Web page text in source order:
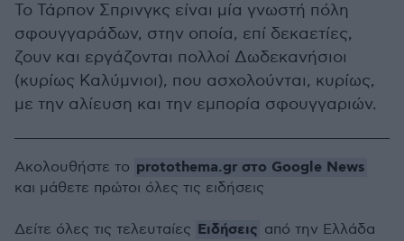
Το Τάρπον Σπρινγκς είναι μία γνωστή πόλη
σφουγγαράδων, στην οποία, επί δεκαετίες,
ζουν και εργάζονται πολλοί Δωδεκανήσιοι
(κυρίως Καλύμνιοι), που ασχολούνται, κυρίως,
με την αλίευση και την εμπορία σφουγγαριών.
Ακολουθήστε το protothema.gr στο Google News
και μάθετε πρώτοι όλες τις ειδήσεις
Δείτε όλες τις τελευταίες Ειδήσεις από την Ελλάδα